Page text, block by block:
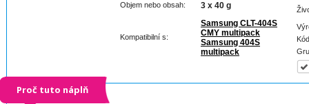
Objem nebo obsah: 3 x 40 g
Kompatibilní s:
Samsung CLT-404S
CMY multipack
Samsung 404S
multipack
Proč tuto náplň